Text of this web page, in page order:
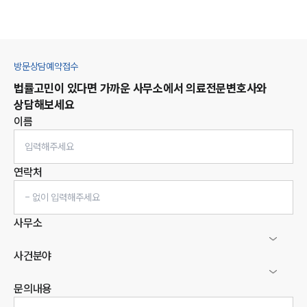
방문상담예약접수
법률고민이 있다면 가까운 사무소에서의료전문변호사와
상담해보세요
이름
연락처
사무소
사건분야
문의내용